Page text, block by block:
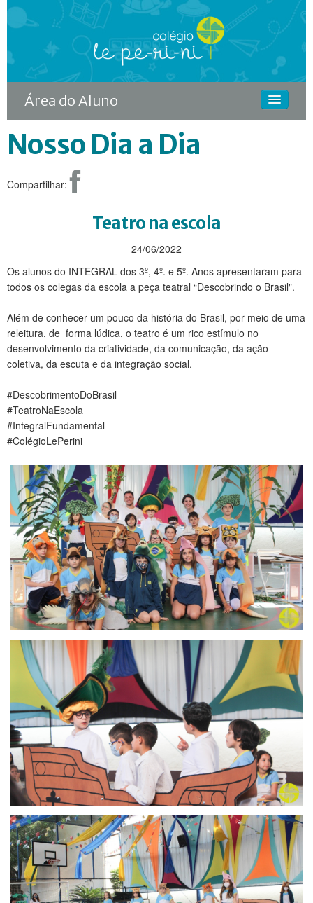
Área do Aluno
CURSOS
DIFERENCIAIS
MATRÍCULA
CONTATO
Nosso Dia a Dia
Compartilhar:
Teatro na escola
24/06/2022
Os alunos do INTEGRAL dos 3º, 4º. e 5º. Anos apresentaram para
todos os colegas da escola a peça teatral “Descobrindo o Brasil".
Além de conhecer um pouco da história do Brasil, por meio de uma
releitura, de forma lúdica, o teatro é um rico estímulo no
desenvolvimento da criatividade, da comunicação, da ação
coletiva, da escuta e da integração social.
#DescobrimentoDoBrasil
#TeatroNaEscola
#IntegralFundamental
#ColégioLePerini